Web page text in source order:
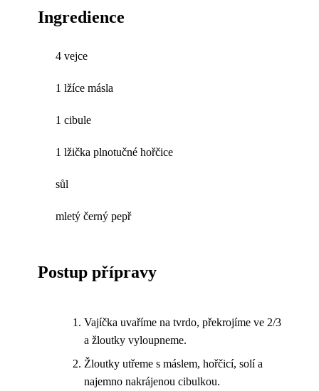
Ingredience
4 vejce
1 lžíce másla
1 cibule
1 lžička plnotučné hořčice
sůl
mletý černý pepř
Postup přípravy
Vajíčka uvaříme na tvrdo, překrojíme ve 2/3
a žloutky vyloupneme.
Žloutky utřeme s máslem, hořčicí, solí a
najemno nakrájenou cibulkou.